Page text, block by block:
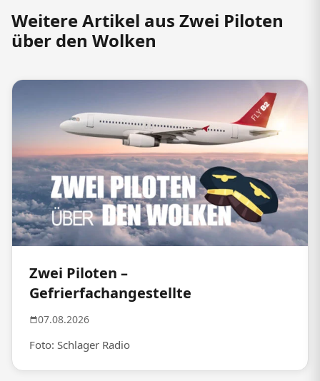
Weitere Artikel aus Zwei Piloten
über den Wolken
Zwei Piloten –
Gefrierfachangestellte
07.08.2026
Foto: Schlager Radio